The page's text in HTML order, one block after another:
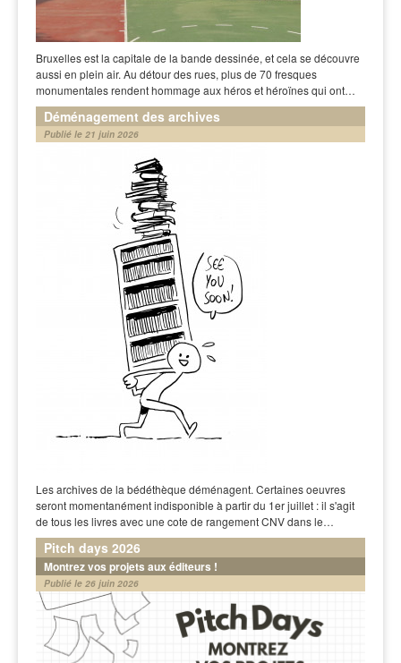
Bruxelles est la capitale de la bande dessinée, et cela se découvre
aussi en plein air. Au détour des rues, plus de 70 fresques
monumentales rendent hommage aux héros et héroïnes qui ont…
Déménagement des archives
Publié le 21 juin 2026
Les archives de la bédéthèque déménagent. Certaines oeuvres
seront momentanément indisponible à partir du 1er juillet : il s'agit
de tous les livres avec une cote de rangement CNV dans le…
Pitch days 2026
Montrez vos projets aux éditeurs !
Publié le 26 juin 2026